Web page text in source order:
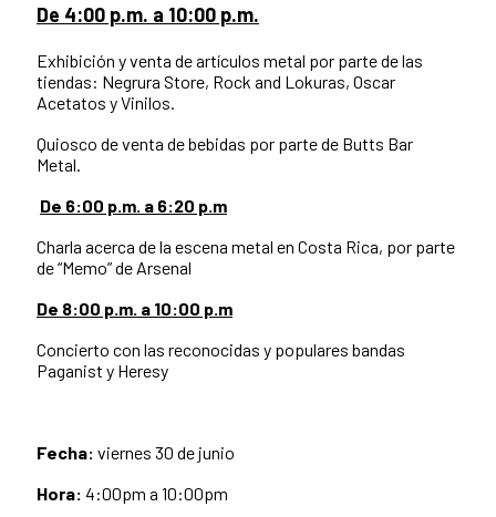
De 4:00 p.m. a 10:00 p.m.
Exhibición y venta de artículos metal por parte de las
tiendas: Negrura Store, Rock and Lokuras, Oscar
Acetatos y Vinilos.
Quiosco de venta de bebidas por parte de Butts Bar
Metal.
De 6:00 p.m. a 6:20 p.m
Charla acerca de la escena metal en Costa Rica, por parte
de “Memo” de Arsenal
De 8:00 p.m. a 10:00 p.m
Concierto con las reconocidas y populares bandas
Paganist y Heresy
Fecha: viernes 30 de junio
Hora: 4:00pm a 10:00pm